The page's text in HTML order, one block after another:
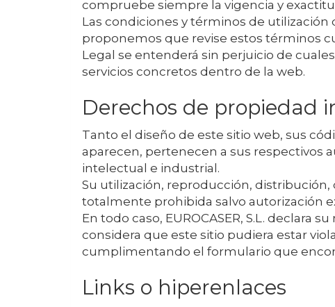
compruebe siempre la vigencia y
Las condiciones y términos de
proponemos que revise estos términos
Legal se entenderá sin perjuicio de
servicios concretos dentro de la web.
Derechos de propiedad
Tanto el diseño de este sitio web, sus
aparecen, pertenecen a sus respectivos
intelectual e industrial.
Su utilización, reproducción,
totalmente prohibida salvo autorización
En todo caso, EUROCASER, S.L. declara su
considera que este sitio pudiera estar
cumplimentando el formulario que
Links o hiperenlaces